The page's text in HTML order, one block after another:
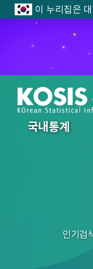
이 누리집은
국내통계
인기검
8